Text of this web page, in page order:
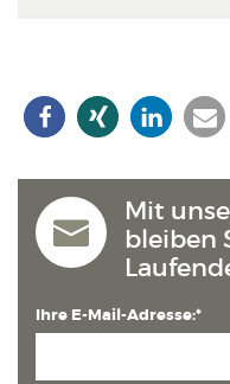
Mit
bleiben
Ihre E-Mail-Adresse:*